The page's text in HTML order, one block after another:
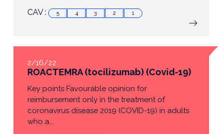
CAV : 5 4 3 2 1
2/16/22
ROACTEMRA (tocilizumab) (Covid-19)
Key points Favourable opinion for
reimbursement only in the treatment of
coronavirus disease 2019 (COVID-19) in adults
who a...